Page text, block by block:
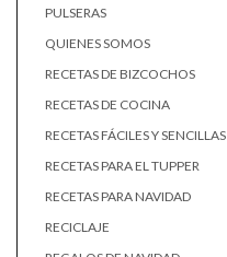
PULSERAS
QUIENES SOMOS
RECETAS DE BIZCOCHOS
RECETAS DE COCINA
RECETAS FÁCILES Y SENCILLAS
RECETAS PARA EL TUPPER
RECETAS PARA NAVIDAD
RECICLAJE